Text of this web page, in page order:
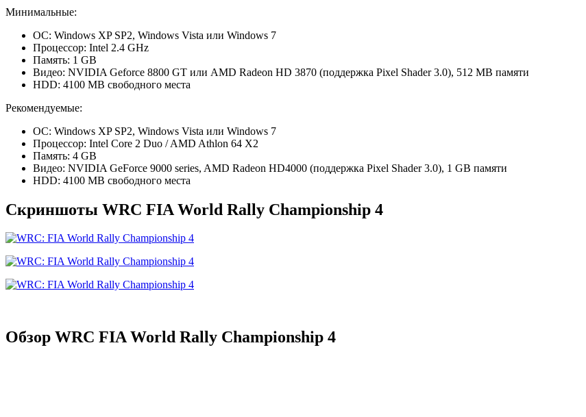
Минимальные:
ОС: Windows XP SP2, Windows Vista или Windows 7
Процессор: Intel 2.4 GHz
Память: 1 GB
Видео: NVIDIA Geforce 8800 GT или AMD Radeon HD 3870 (поддержка Pixel Shader 3.0), 512 MB памяти
HDD: 4100 MB свободного места
Рекомендуемые:
ОС: Windows XP SP2, Windows Vista или Windows 7
Процессор: Intel Core 2 Duo / AMD Athlon 64 X2
Память: 4 GB
Видео: NVIDIA GeForce 9000 series, AMD Radeon HD4000 (поддержка Pixel Shader 3.0), 1 GB памяти
HDD: 4100 MB свободного места
Скриншоты WRC FIA World Rally Championship 4
Обзор WRC FIA World Rally Championship 4